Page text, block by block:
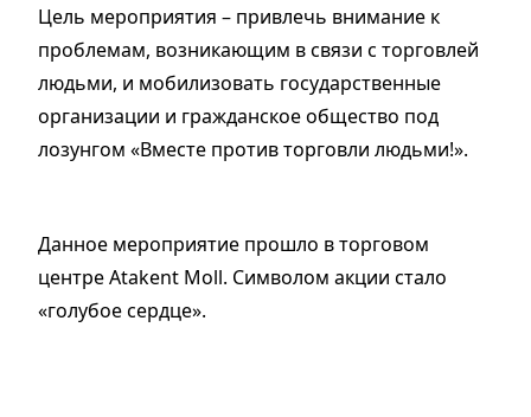
Цель мероприятия – привлечь внимание к
проблемам, возникающим в связи с торговлей
людьми, и мобилизовать государственные
организации и гражданское общество под
лозунгом «Вместе против торговли людьми!».
Данное мероприятие прошло в торговом
центре Atakent Moll. Символом акции стало
«голубое сердце».